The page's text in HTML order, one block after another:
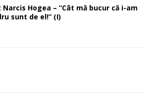
Hogea – “Cât mă bucur că i-am
sunt de el!” (I)